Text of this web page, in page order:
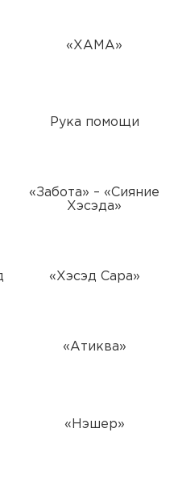
«ХАМА»
Рука помощи
«Забота» – «Сияние
Хэсэда»
«Хэсэд Сара»
«Атиква»
«Нэшер»